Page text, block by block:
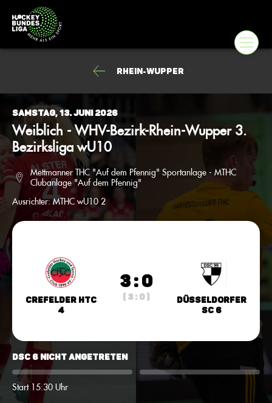
Rhein-Wupper
Samstag, 13. Juni 2026
Weiblich - WHV-Bezirk-Rhein-Wupper 3.
Bezirksliga wU10
Mettmanner THC "Auf dem Pfennig" Sportanlage - MTHC
Clubanlage "Auf dem Pfennig"
Ausrichter:MTHC wU10 2
Crefelder HTC
4
3 : 0
( 3 : 0 )
Düsseldorfer
SC 6
DSC 6 nicht angetreten
Start 15:30 Uhr